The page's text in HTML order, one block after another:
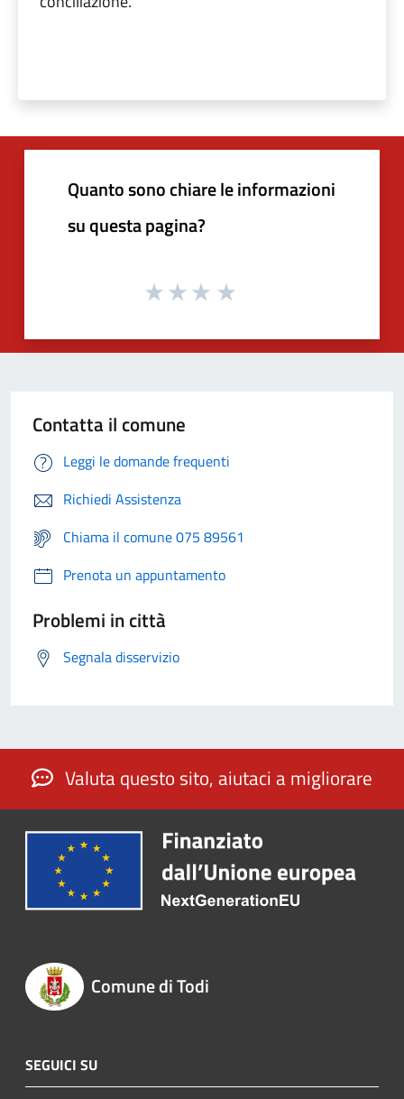
Quanto sono chiare le informazioni
su questa pagina?
Contatta il comune
Leggi le domande frequenti
Richiedi Assistenza
Chiama il comune 075 89561
Prenota un appuntamento
Problemi in città
Segnala disservizio
Valuta questo sito, aiutaci a migliorare
Comune di Todi
SEGUICI SU